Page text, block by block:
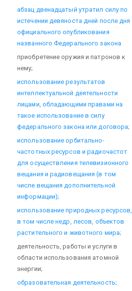
абзац двенадцатый утратил силу по
истечении девяноста дней после дня
официального опубликования
названного Федерального закона
приобретение оружия и патронов к
нему;
использование результатов
интеллектуальной деятельности
лицами, обладающими правами на
такое использование в силу
федерального закона или договора;
использование орбитально-
частотных ресурсов и радиочастот
для осуществления телевизионного
вещания и радиовещания (в том
числе вещания дополнительной
информации);
использование природных ресурсов,
в том числе недр, лесов, объектов
растительного и животного мира;
деятельность, работы и услуги в
области использования атомной
энергии;
образовательная деятельность;